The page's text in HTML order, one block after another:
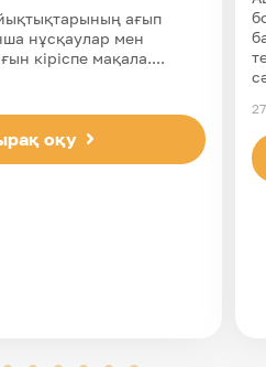
ағып
нұсқаулар мен
кіріспе мақала....
оқу